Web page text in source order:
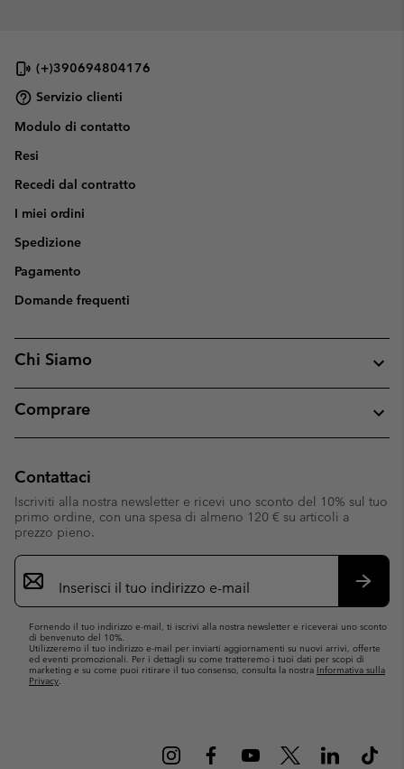
(+)390694804176
Servizio clienti
Modulo di contatto
Resi
Recedi dal contratto
I miei ordini
Spedizione
Pagamento
Domande frequenti
Chi Siamo
Comprare
Contattaci
Iscriviti alla nostra newsletter e ricevi uno sconto del 10% sul tuo
primo ordine, con una spesa di almeno 120 € su articoli a
prezzo pieno.
Iscrizione
e-
mail
Fornendo il tuo indirizzo e-mail, ti iscrivi alla nostra newsletter e riceverai uno sconto
di benvenuto del 10%.
Utilizzeremo il tuo indirizzo e-mail per inviarti aggiornamenti su nuovi arrivi, offerte
ed eventi promozionali. Per i dettagli su come tratteremo i tuoi dati per scopi di
marketing e su come puoi ritirare il tuo consenso, consulta la nostra Informativa sulla
Privacy.